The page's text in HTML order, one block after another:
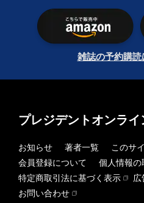
雑誌の予約購
プレジデントオンライ
お知らせ 著者一覧
このサ
会員登録について
個人情報の
特定商取引法に基づく表示
広
お問い合わせ